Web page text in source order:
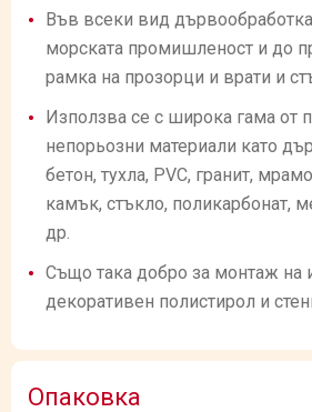
Във всеки вид
морската промишленост и до
рамка на прозорци и врати и
Използва се с широка гама от
непорьозни материали като
бетон, тухла, PVC, гранит,
камък, стъкло, поликарбонат,
др.
Също така добро за монтаж на
декоративен полистирол и
Опаковка